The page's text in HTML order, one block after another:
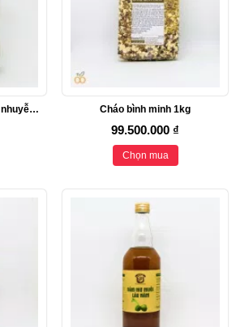
Chanh muối lâu năm xay nhuyễn 200gr Cháo bình minh 1kg
99.500.000 ₫
Chọn mua